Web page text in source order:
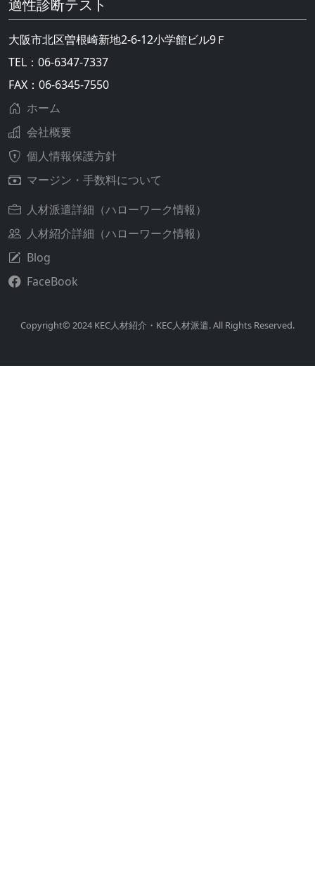
適性診断テスト
大阪市北区曽根崎新地2-6-12小学館ビル9Ｆ
TEL：06-6347-7337
FAX：06-6345-7550
ホーム
会社概要
個人情報保護方針
マージン・手数料について
人材派遣詳細（ハローワーク情報）
人材紹介詳細（ハローワーク情報）
Blog
FaceBook
Copyright© 2024 KEC人材紹介・KEC人材派遣. All Rights Reserved.